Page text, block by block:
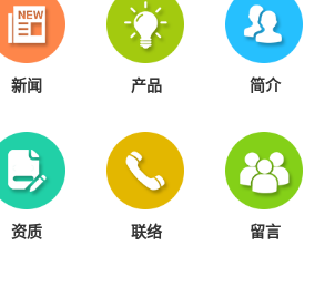
新闻 产品 简介
资质 联络 留言